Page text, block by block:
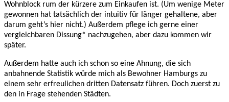
Wohnblock rum der kürzere zum Einkaufen ist. (Um wenige Meter
gewonnen hat tatsächlich der intuitiv für länger gehaltene, aber
darum geht’s hier nicht.) Außerdem pflege ich gerne einer
vergleichbaren Dissung* nachzugehen, aber dazu kommen wir
später.
Außerdem hatte auch ich schon so eine Ahnung, die sich
anbahnende Statistik würde mich als Bewohner Hamburgs zu
einem sehr erfreulichen dritten Datensatz führen. Doch zuerst zu
den in Frage stehenden Städten.